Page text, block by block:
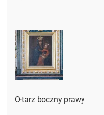
Ołtarz boczny prawy